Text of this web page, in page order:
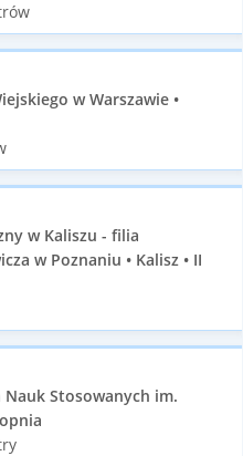
w Warszawie •
w Kaliszu - filia
w Poznaniu • Kalisz • II
Nauk Stosowanych im.